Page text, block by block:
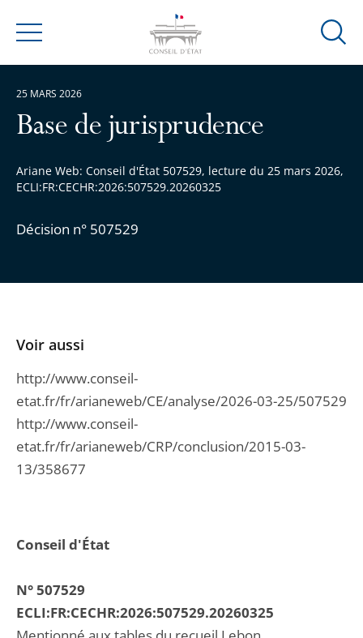
Menu
Ouvrir
Base de jurisprudence
Ariane Web: Conseil d'État 507529, lecture du 25 mars 2026,
ECLI:FR:CECHR:2026:507529.20260325
Décision n° 507529
25 MARS 2026
Conseil d'État
N° 507529
ECLI:FR:CECHR:2026:507529.20260325
Voir aussi
http://www.conseil-
etat.fr/fr/arianeweb/CE/analyse/2026-03-25/507529
http://www.conseil-
etat.fr/fr/arianeweb/CRP/conclusion/2015-03-
13/358677